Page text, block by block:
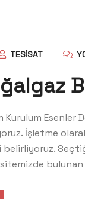
TESISAT
Kurulum
İşletme